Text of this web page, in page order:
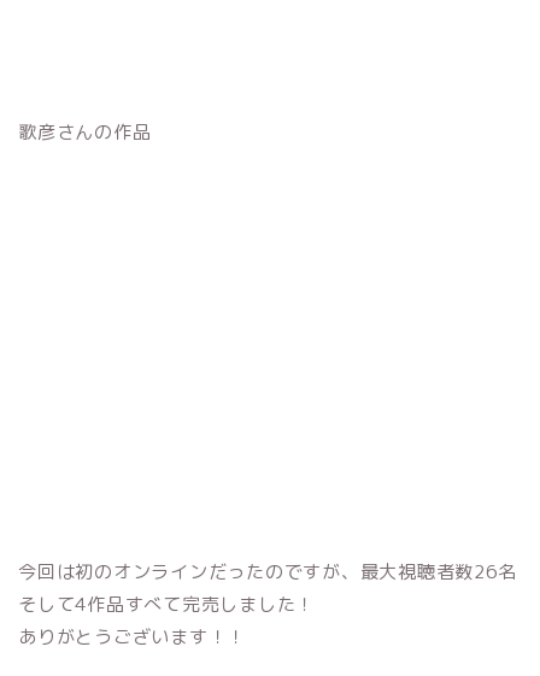
歌彦さんの作品
今回は初のオンラインだったのですが、最大視聴者数26名
そして4作品すべて完売しました！
ありがとうございます！！